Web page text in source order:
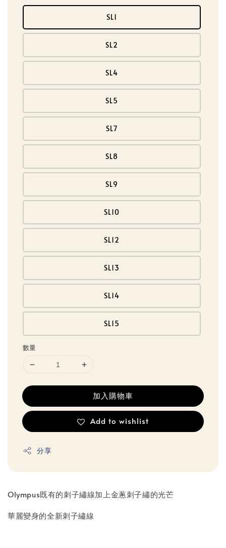
SL1
SL2
SL4
SL5
SL7
SL8
SL9
SL10
SL12
SL13
SL14
SL15
數量
加入購物車
Add to wishlist
分享
Olympus既有的刺子繡線加上金蔥刺子繡的光芒
華麗變身的全新刺子繡線